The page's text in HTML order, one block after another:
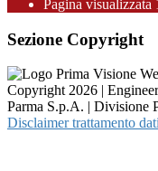
Pagina visualizzata
Sezione Copyright
Copyright 2026 |
Parma S.p.A. | Divisione
Disclaimer trattamento